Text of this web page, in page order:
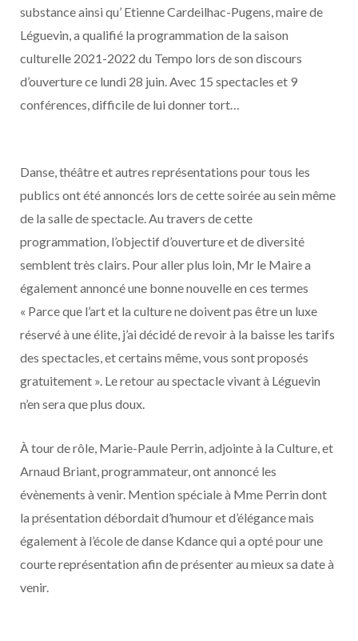
substance ainsi qu’ Etienne Cardeilhac-​Pugens, maire de
Léguevin, a qualifié la programmation de la saison
culturelle 2021-2022 du Tempo lors de son discours
d’ouverture ce lundi 28 juin. Avec 15 spectacles et 9
conférences, difficile de lui donner tort…
Danse, théâtre et autres représentations pour tous les
publics ont été annoncés lors de cette soirée au sein même
de la salle de spectacle. Au travers de cette
programmation, l’objectif d’ouverture et de diversité
semblent très clairs. Pour aller plus loin, Mr le Maire a
également annoncé une bonne nouvelle en ces termes
« Parce que l’art et la culture ne doivent pas être un luxe
réservé à une élite, j’ai décidé de revoir à la baisse les tarifs
des spectacles, et certains même, vous sont proposés
gratuitement ». Le retour au spectacle vivant à Léguevin
n’en sera que plus doux.
À tour de rôle, Marie-Paule Perrin, adjointe à la Culture, et
Arnaud Briant, programmateur, ont annoncé les
évènements à venir. Mention spéciale à Mme Perrin dont
la présentation débordait d’humour et d’élégance mais
également à l’école de danse Kdance qui a opté pour une
courte représentation afin de présenter au mieux sa date à
venir.